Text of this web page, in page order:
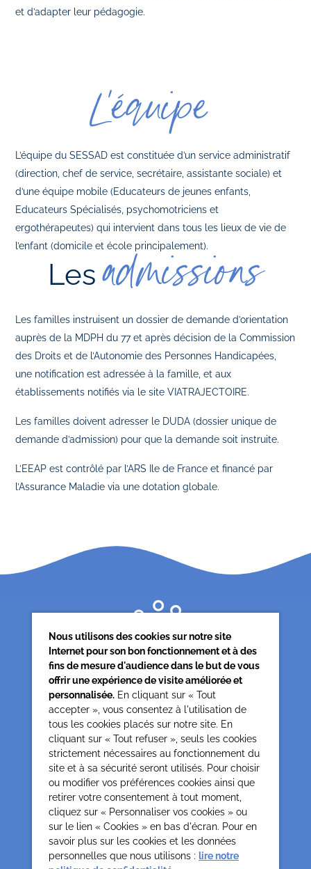
et d’adapter leur pédagogie.
L’équipe
L’équipe du SESSAD est constituée d’un service administratif
(direction, chef de service, secrétaire, assistante sociale) et
d’une équipe mobile (Educateurs de jeunes enfants,
Educateurs Spécialisés, psychomotriciens et
ergothérapeutes) qui intervient dans tous les lieux de vie de
l’enfant (domicile et école principalement).
Lesadmissions
Les familles instruisent un dossier de demande d’orientation
auprès de la MDPH du 77 et après décision de la Commission
des Droits et de l’Autonomie des Personnes Handicapées,
une notification est adressée à la famille, et aux
établissements notifiés via le site VIATRAJECTOIRE.
Les familles doivent adresser le DUDA (dossier unique de
demande d’admission) pour que la demande soit instruite.
L’EEAP est contrôlé par l’ARS Ile de France et financé par
l’Assurance Maladie via une dotation globale.
Siège associatif
62 rue de la glacière
75013 Paris
0142850804
contact@cesap.asso.fr
Cesap Formation
formation@cesap.asso.fr
01 53 20 68 58
Nous utilisons des cookies sur notre site
Internet pour son bon fonctionnement et à des
fins de mesure d'audience dans le but de vous
offrir une expérience de visite améliorée et
personnalisée. En cliquant sur « Tout
accepter », vous consentez à l'utilisation de
tous les cookies placés sur notre site. En
cliquant sur « Tout refuser », seuls les cookies
strictement nécessaires au fonctionnement du
site et à sa sécurité seront utilisés. Pour choisir
ou modifier vos préférences cookies ainsi que
retirer votre consentement à tout moment,
cliquez sur « Personnaliser vos cookies » ou
sur le lien « Cookies » en bas d'écran. Pour en
savoir plus sur les cookies et les données
personnelles que nous utilisons : lire notre